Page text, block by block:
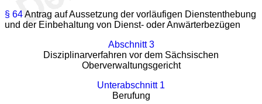
§ 64Antrag auf Aussetzung der vorläufigen Dienstenthebung
und der Einbehaltung von Dienst- oder Anwärterbezügen
Abschnitt 3
Disziplinarverfahren vor dem Sächsischen
Oberverwaltungsgericht
Unterabschnitt 1
Berufung